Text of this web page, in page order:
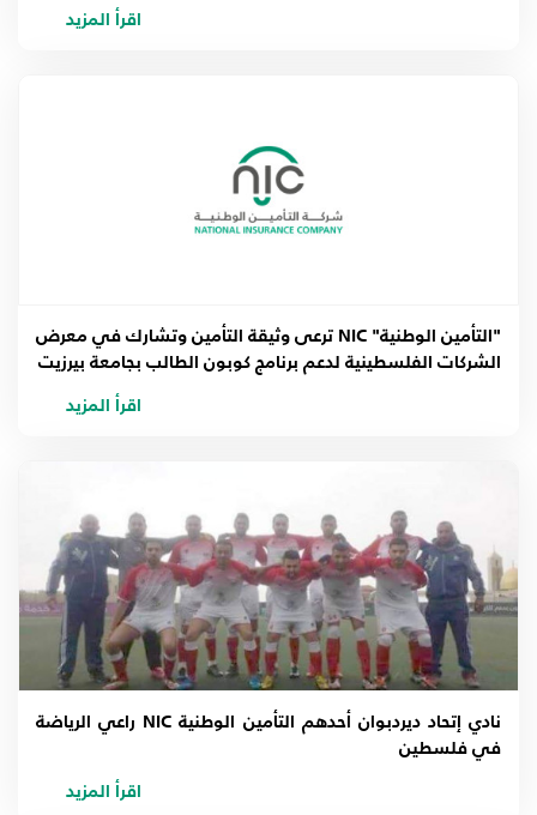
اقرأ المزيد
"التأمين الوطنية" NIC ترعى وثيقة التأمين وتشارك في معرض
الشركات الفلسطينية لدعم برنامج كوبون الطالب بجامعة بيرزيت
اقرأ المزيد
نادي إتحاد ديردبوان أحدهم التأمين الوطنية NIC راعي الرياضة
في فلسطين
اقرأ المزيد